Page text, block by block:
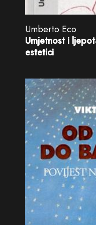
Umberto Eco
Umjetnost i
estetici